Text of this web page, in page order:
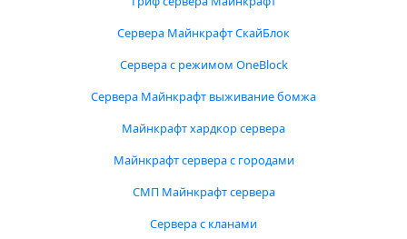
Сервера Майнкрафт СкайБлок
Сервера с режимом OneBlock
Сервера Майнкрафт выживание бомжа
Майнкрафт хардкор сервера
Майнкрафт сервера с городами
СМП Майнкрафт сервера
Сервера с кланами